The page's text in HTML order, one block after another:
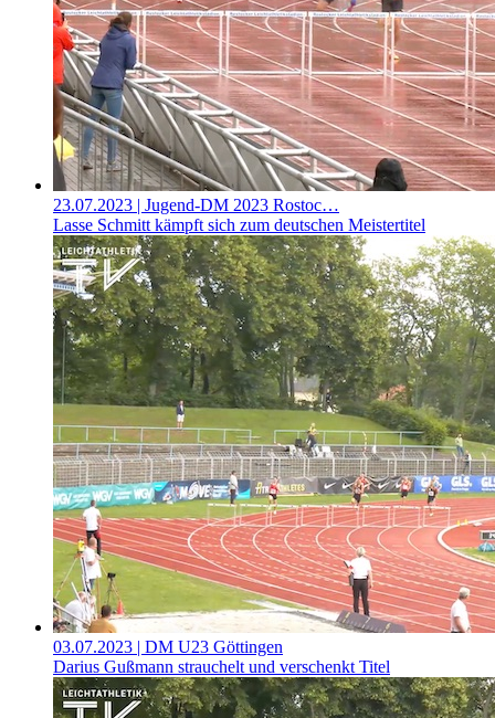
23.07.2023 | Jugend-DM 2023 Rostoc…
Lasse Schmitt kämpft sich zum deutschen Meistertitel
03.07.2023 | DM U23 Göttingen
Darius Gußmann strauchelt und verschenkt Titel